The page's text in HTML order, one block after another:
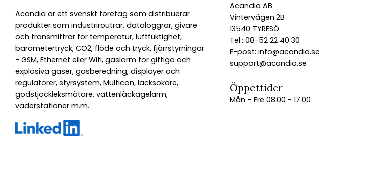
Acandia är ett svenskt företag som distribuerar
produkter som industriroutrar, dataloggrar, givare
och transmittrar för temperatur, luftfuktighet,
barometertryck, CO2, flöde och tryck, fjärrstyrningar
- GSM, Ethernet eller Wifi, gaslarm för giftiga och
explosiva gaser, gasberedning, displayer och
regulatorer, styrsystem, Multicon, läcksökare,
godstjockleksmätare, vattenläckagelarm,
väderstationer m.m.
Acandia AB
Vintervägen 2B
13540 TYRESÖ
Tel.: 08-52 22 40 30
E-post: info@acandia.se
support@acandia.se
Öppettider
Mån - Fre 08.00 - 17.00